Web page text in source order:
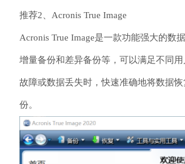
推荐2、Acronis True Image
Acronis True Image是一款功能强大的
增量备份和差异备份等，可以满足不同
故障或数据丢失时，快速准确地将数据
份。